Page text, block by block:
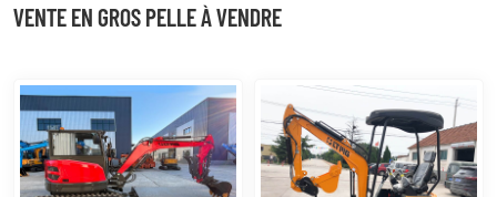
VENTE EN GROS PELLE À VENDRE